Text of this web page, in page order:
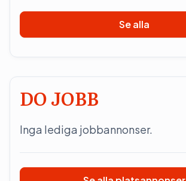
Se alla
DO JOBB
Inga lediga jobbannonser.